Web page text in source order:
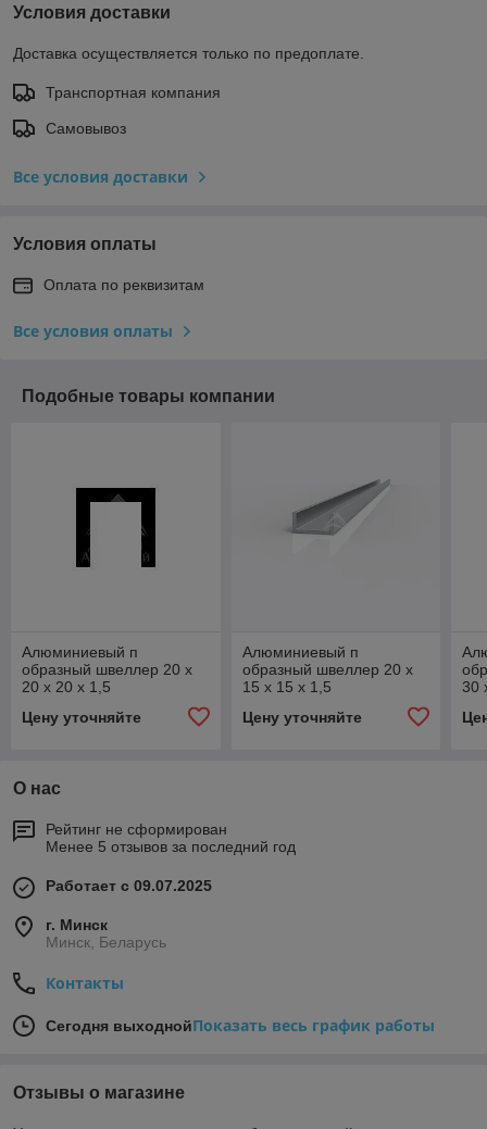
Условия доставки
Доставка осуществляется только по предоплате.
Транспортная компания
Самовывоз
Все условия доставки
Условия оплаты
Оплата по реквизитам
Все условия оплаты
Подобные товары компании
Алюминиевый п
образный швеллер 20 x
20 x 20 x 1,5
Цену уточняйте
Алюминиевый п
образный швеллер 20 x
15 x 15 x 1,5
Цену уточняйте
30
О нас
Рейтинг не сформирован
Менее 5 отзывов за последний год
Работает с 09.07.2025
г. Минск
Минск, Беларусь
Контакты
Сегодня выходнойПоказать весь график работы
Отзывы о магазине